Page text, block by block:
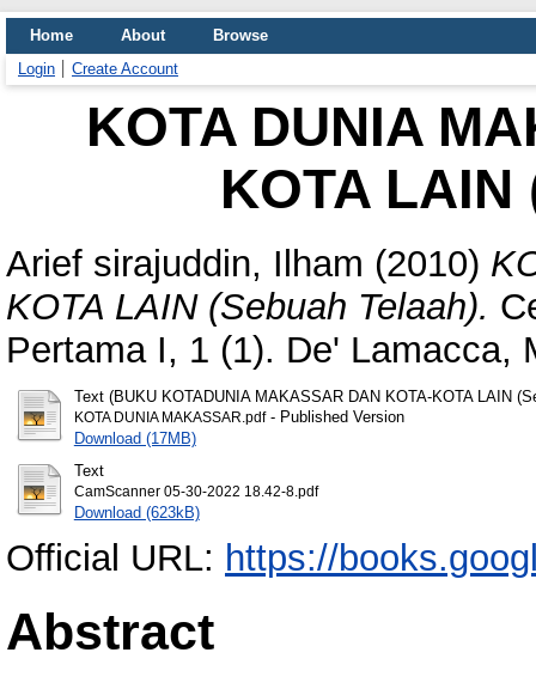
Home About
Browse
Login
Create Account
KOTA DUNIA
KOTA
Arief sirajuddin, Ilham (2010)
KOTA LAIN (Sebuah Telaah).
Pertama I, 1 (1). De' Lamacca,
Text (BUKU KOTADUNIA MAKASSAR DAN KOTA-KOTA LAIN
KOTA DUNIA MAKASSAR.pdf- Published Version
Download (17MB)
Text
CamScanner 05-30-2022 18.42-8.pdf
Download (623kB)
Official URL: https://
Abstract